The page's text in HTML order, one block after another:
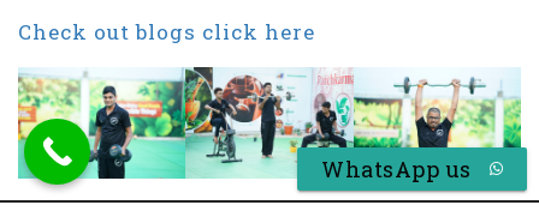
Check out blogs click here
WhatsApp us